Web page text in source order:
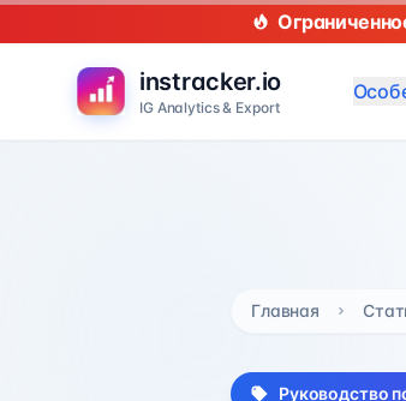
instracker.io
IG Analytics & Export
Главная
Руководство